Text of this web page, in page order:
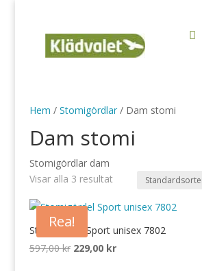
Hem / Stomigördlar/ Dam stomi
Dam stomi
Stomigördlar dam
Visar alla 3 resultat
Rea!
Stomigördel Sport unisex 7802
597,00kr Det
229,00 krDet